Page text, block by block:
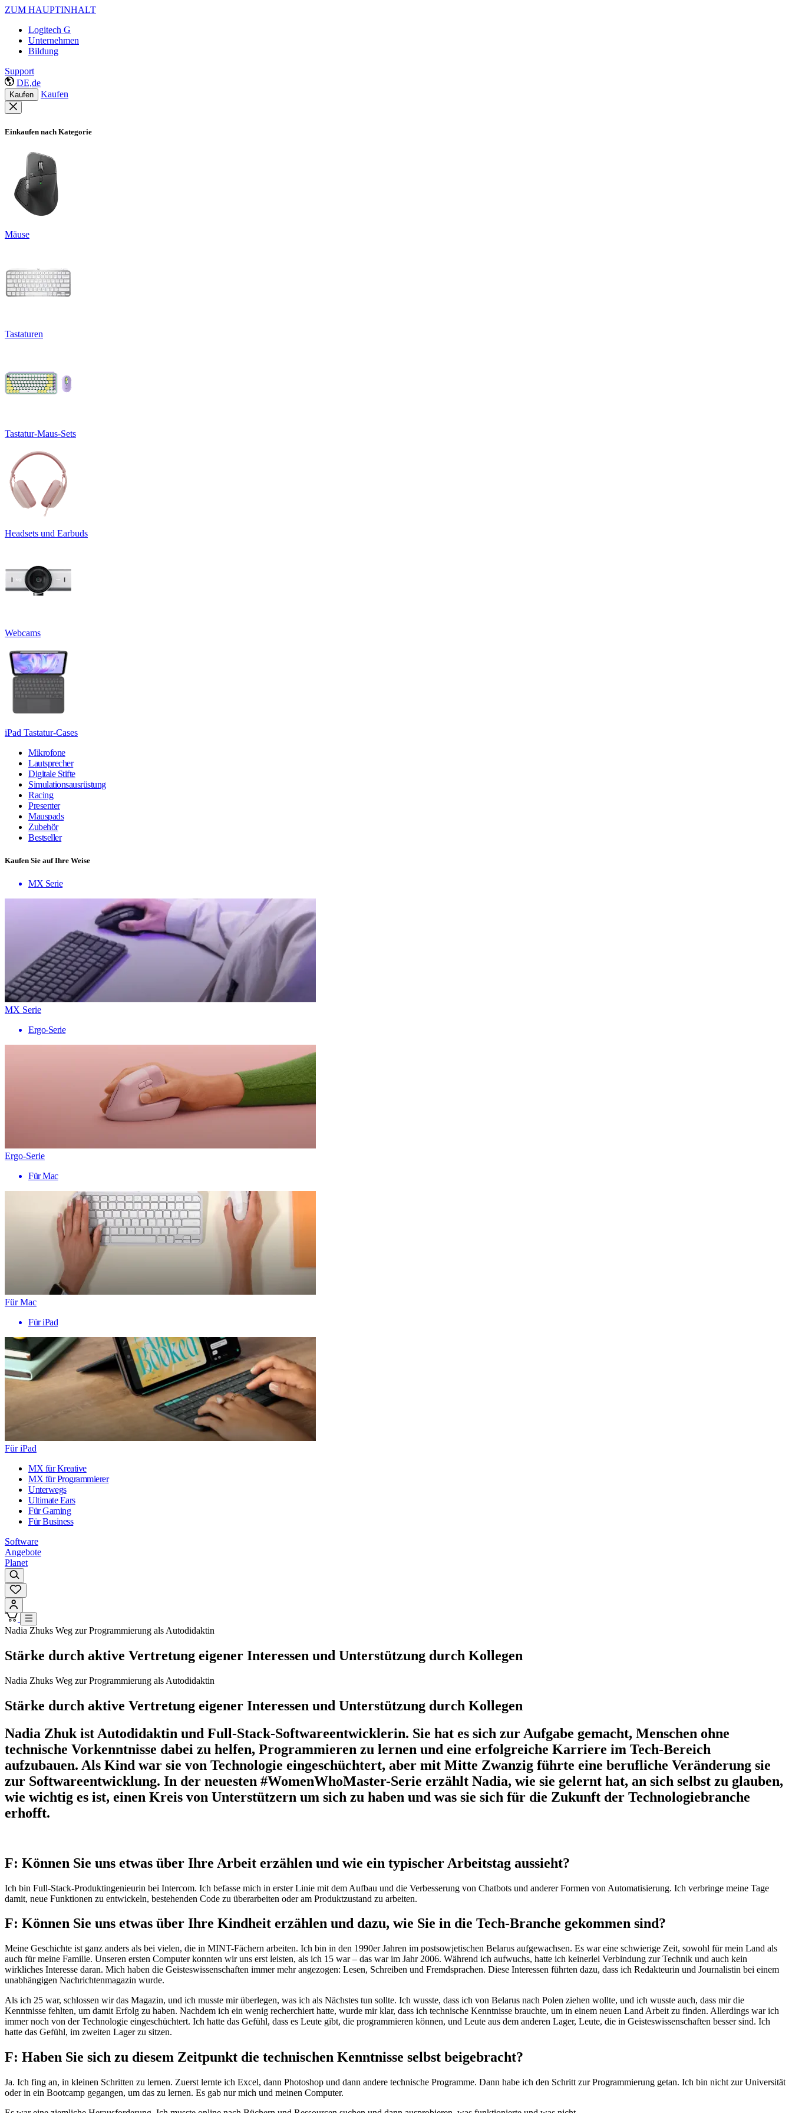
ZUM HAUPTINHALT
Logitech G
Unternehmen
Bildung
Support
DE,de
Kaufen Kaufen
Einkaufen nach Kategorie
Mäuse
Tastaturen
Tastatur-Maus-Sets
Headsets und Earbuds
Webcams
iPad Tastatur-Cases
Mikrofone
Lautsprecher
Digitale Stifte
Simulationsausrüstung
Racing
Presenter
Mauspads
Zubehör
Bestseller
Kaufen Sie auf Ihre Weise
MX Serie
MX Serie
Ergo-Serie
Ergo-Serie
Für Mac
Für Mac
Für iPad
Für iPad
MX für Kreative
MX für Programmierer
Unterwegs
Ultimate Ears
Für Gaming
Für Business
Software
Angebote
Planet
Nadia Zhuks Weg zur Programmierung als Autodidaktin
Stärke durch aktive Vertretung eigener Interessen und Unterstützung durch Kollegen
Nadia Zhuks Weg zur Programmierung als Autodidaktin
Stärke durch aktive Vertretung eigener Interessen und Unterstützung durch Kollegen
Nadia Zhuk ist Autodidaktin und Full-Stack-Softwareentwicklerin. Sie hat es sich zur Aufgabe gemacht, Menschen ohne
technische Vorkenntnisse dabei zu helfen, Programmieren zu lernen und eine erfolgreiche Karriere im Tech-Bereich
aufzubauen. Als Kind war sie von Technologie eingeschüchtert, aber mit Mitte Zwanzig führte eine berufliche Veränderung sie
zur Softwareentwicklung. In der neuesten #WomenWhoMaster-Serie erzählt Nadia, wie sie gelernt hat, an sich selbst zu glauben,
wie wichtig es ist, einen Kreis von Unterstützern um sich zu haben und was sie sich für die Zukunft der Technologiebranche
erhofft.
F: Können Sie uns etwas über Ihre Arbeit erzählen und wie ein typischer Arbeitstag aussieht?
Ich bin Full-Stack-Produktingenieurin bei Intercom. Ich befasse mich in erster Linie mit dem Aufbau und die Verbesserung von Chatbots und anderer Formen von Automatisierung. Ich verbringe meine Tage
damit, neue Funktionen zu entwickeln, bestehenden Code zu überarbeiten oder am Produktzustand zu arbeiten.
F: Können Sie uns etwas über Ihre Kindheit erzählen und dazu, wie Sie in die Tech-Branche gekommen sind?
Meine Geschichte ist ganz anders als bei vielen, die in MINT-Fächern arbeiten. Ich bin in den 1990er Jahren im postsowjetischen Belarus aufgewachsen. Es war eine schwierige Zeit, sowohl für mein Land als
auch für meine Familie. Unseren ersten Computer konnten wir uns erst leisten, als ich 15 war – das war im Jahr 2006. Während ich aufwuchs, hatte ich keinerlei Verbindung zur Technik und auch kein
wirkliches Interesse daran. Mich haben die Geisteswissenschaften immer mehr angezogen: Lesen, Schreiben und Fremdsprachen. Diese Interessen führten dazu, dass ich Redakteurin und Journalistin bei einem
unabhängigen Nachrichtenmagazin wurde.
Als ich 25 war, schlossen wir das Magazin, und ich musste mir überlegen, was ich als Nächstes tun sollte. Ich wusste, dass ich von Belarus nach Polen ziehen wollte, und ich wusste auch, dass mir die
Kenntnisse fehlten, um damit Erfolg zu haben. Nachdem ich ein wenig recherchiert hatte, wurde mir klar, dass ich technische Kenntnisse brauchte, um in einem neuen Land Arbeit zu finden. Allerdings war ich
immer noch von der Technologie eingeschüchtert. Ich hatte das Gefühl, dass es Leute gibt, die programmieren können, und Leute aus dem anderen Lager, Leute, die in Geisteswissenschaften besser sind. Ich
hatte das Gefühl, im zweiten Lager zu sitzen.
F: Haben Sie sich zu diesem Zeitpunkt die technischen Kenntnisse selbst beigebracht?
Ja. Ich fing an, in kleinen Schritten zu lernen. Zuerst lernte ich Excel, dann Photoshop und dann andere technische Programme. Dann habe ich den Schritt zur Programmierung getan. Ich bin nicht zur Universität
oder in ein Bootcamp gegangen, um das zu lernen. Es gab nur mich und meinen Computer.